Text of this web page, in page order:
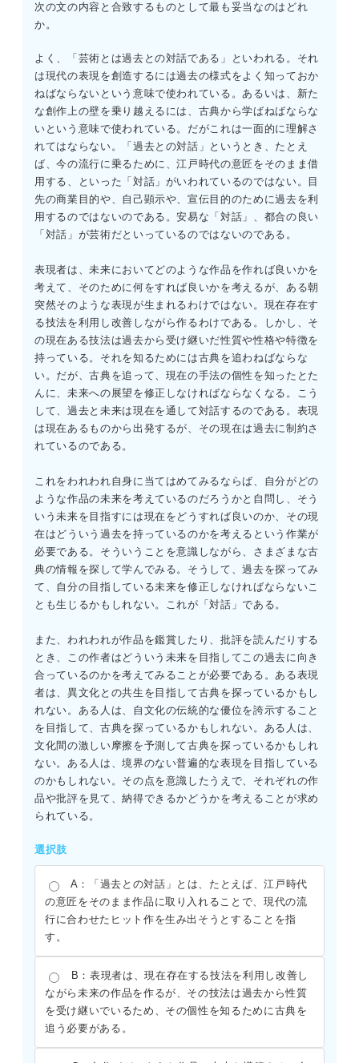
次の文の内容と合致するものとして最も妥当なのはどれ
か。
よく、「芸術とは過去との対話である」といわれる。それ
は現代の表現を創造するには過去の様式をよく知っておか
ねばならないという意味で使われている。あるいは、新た
な創作上の壁を乗り越えるには、古典から学ばねばならな
いという意味で使われている。だがこれは一面的に理解さ
れてはならない。「過去との対話」というとき、たとえ
ば、今の流行に乗るために、江戸時代の意匠をそのまま借
用する、といった「対話」がいわれているのではない。目
先の商業目的や、自己顕示や、宣伝目的のために過去を利
用するのではないのである。安易な「対話」、都合の良い
「対話」が芸術だといっているのではないのである。
表現者は、未来においてどのような作品を作れば良いかを
考えて、そのために何をすれば良いかを考えるが、ある朝
突然そのような表現が生まれるわけではない。現在存在す
る技法を利用し改善しながら作るわけである。しかし、そ
の現在ある技法は過去から受け継いだ性質や性格や特徴を
持っている。それを知るためには古典を追わねばならな
い。だが、古典を追って、現在の手法の個性を知ったとた
んに、未来への展望を修正しなければならなくなる。こう
して、過去と未来は現在を通して対話するのである。表現
は現在あるものから出発するが、その現在は過去に制約さ
れているのである。
これをわれわれ自身に当てはめてみるならば、自分がどの
ような作品の未来を考えているのだろうかと自問し、そう
いう未来を目指すには現在をどうすれば良いのか、その現
在はどういう過去を持っているのかを考えるという作業が
必要である。そういうことを意識しながら、さまざまな古
典の情報を探して学んでみる。そうして、過去を探ってみ
て、自分の目指している未来を修正しなければならないこ
とも生じるかもしれない。これが「対話」である。
また、われわれが作品を鑑賞したり、批評を読んだりする
とき、この作者はどういう未来を目指してこの過去に向き
合っているのかを考えてみることが必要である。ある表現
者は、異文化との共生を目指して古典を探っているかもし
れない。ある人は、自文化の伝統的な優位を誇示すること
を目指して、古典を探っているかもしれない。ある人は、
文化間の激しい摩擦を予測して古典を探っているかもしれ
ない。ある人は、境界のない普遍的な表現を目指している
のかもしれない。その点を意識したうえで、それぞれの作
品や批評を見て、納得できるかどうかを考えることが求め
られている。
選択肢
A：「過去との対話」とは、たとえば、江戸時代
の意匠をそのまま作品に取り入れることで、現代の流
行に合わせたヒット作を生み出そうとすることを指
す。
B：表現者は、現在存在する技法を利用し改善し
ながら未来の作品を作るが、その技法は過去から性質
を受け継いでいるため、その個性を知るために古典を
追う必要がある。